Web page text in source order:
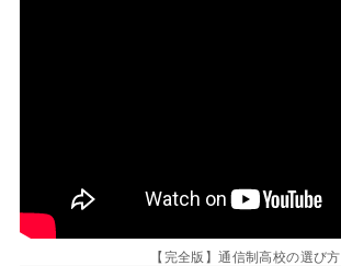
【完全版】通信制高校の選び方